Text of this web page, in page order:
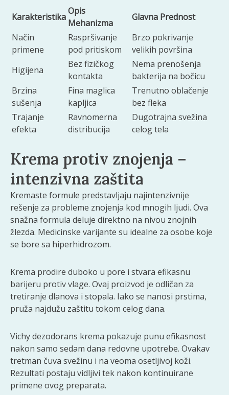
Karakteristika
Opis
Mehanizma
Glavna Prednost
Način
primene
Raspršivanje
pod pritiskom
Brzo pokrivanje
velikih površina
Higijena
Bez fizičkog
kontakta
Nema prenošenja
bakterija na bočicu
Brzina
sušenja
Fina maglica
kapljica
Trenutno oblačenje
bez fleka
Trajanje
efekta
Ravnomerna
distribucija
Dugotrajna svežina
celog tela
Krema protiv znojenja –
intenzivna zaštita
Kremaste formule predstavljaju najintenzivnije
rešenje za probleme znojenja kod mnogih ljudi. Ova
snažna formula deluje direktno na nivou znojnih
žlezda. Medicinske varijante su idealne za osobe koje
se bore sa hiperhidrozom.
Krema prodire duboko u pore i stvara efikasnu
barijeru protiv vlage. Ovaj proizvod je odličan za
tretiranje dlanova i stopala. Iako se nanosi prstima,
pruža najdužu zaštitu tokom celog dana.
Vichy dezodorans krema pokazuje punu efikasnost
nakon samo sedam dana redovne upotrebe. Ovakav
tretman čuva svežinu i na veoma osetljivoj koži.
Rezultati postaju vidljivi tek nakon kontinuirane
primene ovog preparata.